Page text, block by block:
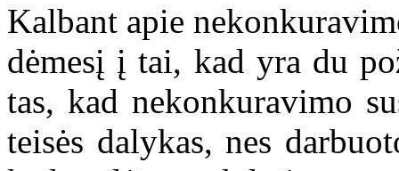
Kalbant apie
dėmesį į tai, kad yra du
tas, kad nekonkuravimo
teisės dalykas, nes